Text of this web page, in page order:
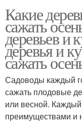
Какие
сажать
деревьев и
деревья и
сажать
Садоводы каждый
сажать плодовые
или весной.
преимуществами и